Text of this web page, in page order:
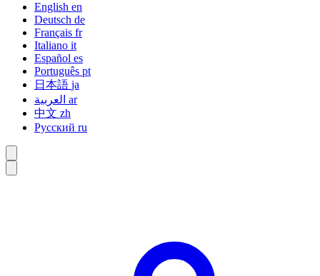
English en
Deutsch de
Français fr
Italiano it
Español es
Português pt
日本語 ja
ar
中文 zh
Русский ru